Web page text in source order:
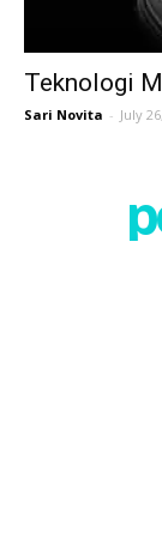
Teknologi
Sari Novita - July